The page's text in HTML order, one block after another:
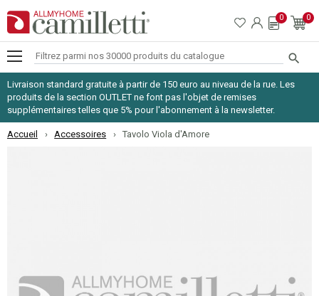

0 0
Livraison standard gratuite à partir de 150 euro au niveau de la rue. Les
produits de la section OUTLET ne font pas l'objet de remises
supplémentaires telles que 5% pour l'abonnement à la newsletter.
Accueil Accessoires Tavolo Viola d'Amore